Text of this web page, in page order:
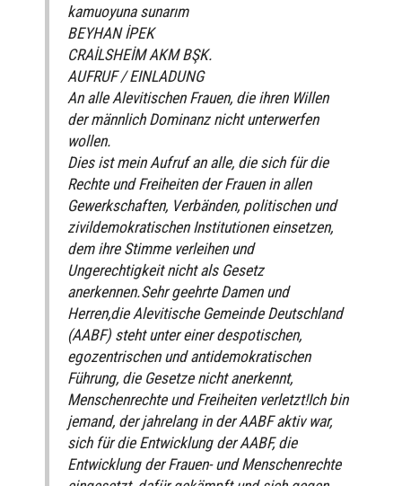
kamuoyuna sunarım
BEYHAN İPEK
CRAİLSHEİM AKM BŞK.
AUFRUF / EINLADUNG
An alle Alevitischen Frauen, die ihren Willen
der männlich Dominanz nicht unterwerfen
wollen.
Dies ist mein Aufruf an alle, die sich für die
Rechte und Freiheiten der Frauen in allen
Gewerkschaften, Verbänden, politischen und
zivildemokratischen Institutionen einsetzen,
dem ihre Stimme verleihen und
Ungerechtigkeit nicht als Gesetz
anerkennen.Sehr geehrte Damen und
Herren,die Alevitische Gemeinde Deutschland
(AABF) steht unter einer despotischen,
egozentrischen und antidemokratischen
Führung, die Gesetze nicht anerkennt,
Menschenrechte und Freiheiten verletzt!Ich bin
jemand, der jahrelang in der AABF aktiv war,
sich für die Entwicklung der AABF, die
Entwicklung der Frauen- und Menschenrechte